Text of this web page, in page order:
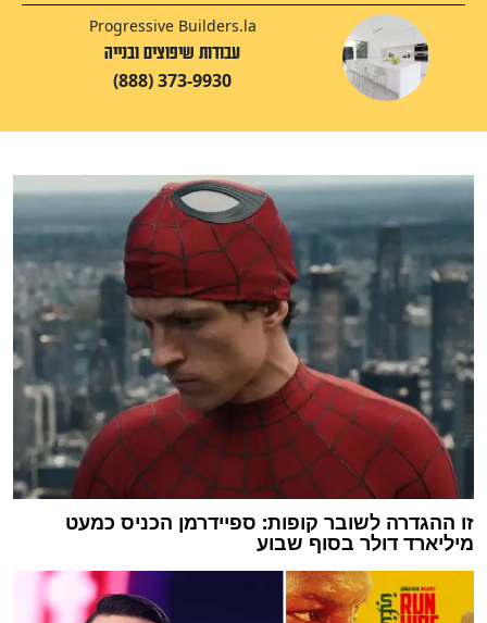
Progressive Builders.la
עבודות שיפוצים ובנייה
(888) 373-9930
זו ההגדרה לשובר קופות: ספיידרמן הכניס כמעט
מיליארד דולר בסוף שבוע